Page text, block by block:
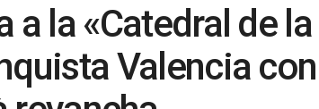
a la «Catedral de la
Valencia con